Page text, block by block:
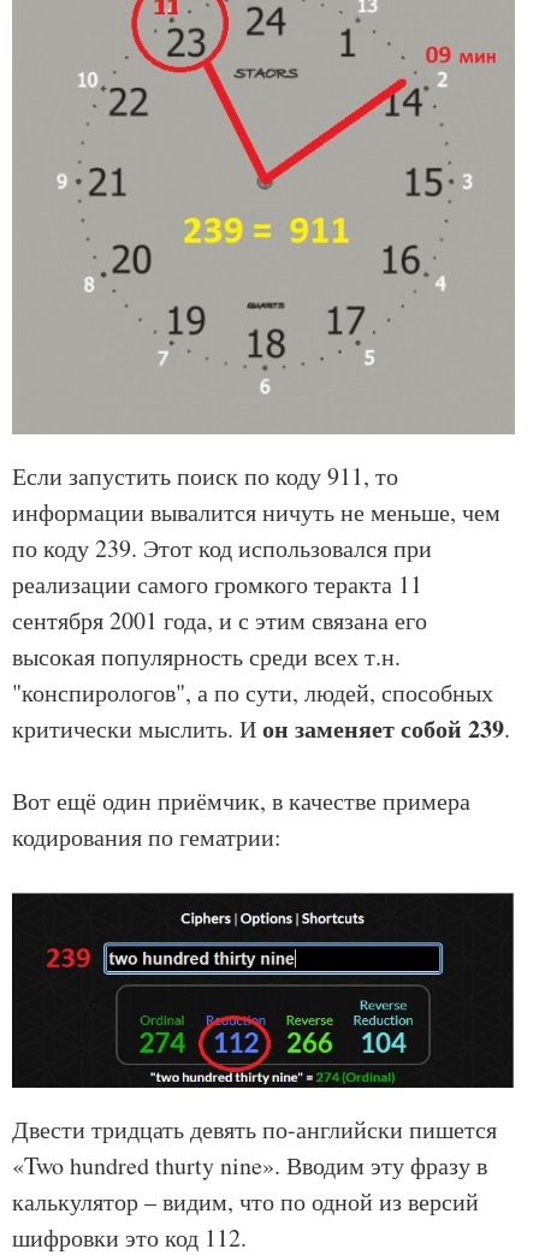
Если запустить поиск по коду 911, то
информации вывалится ничуть не меньше, чем
по коду 239. Этот код использовался при
реализации самого громкого теракта 11
сентября 2001 года, и с этим связана его
высокая популярность среди всех т.н.
"конспирологов", а по сути, людей, способных
критически мыслить. Ион заменяет собой 239.
Вот ещё один приёмчик, в качестве примера
кодирования по гематрии:
Двести тридцать девять по-английски пишется
«Two hundred thurty nine». Вводим эту фразу в
калькулятор – видим, что по одной из версий
шифровки это код 112.